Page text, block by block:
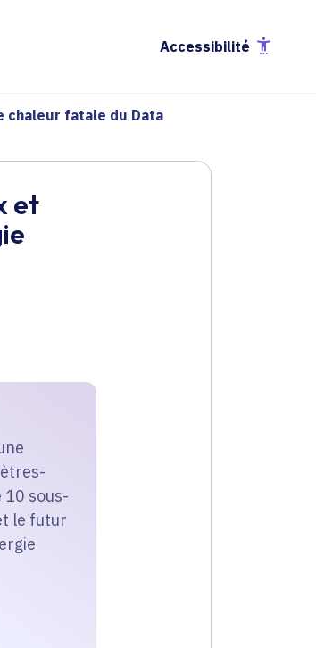
Accessibilité
chaleur fatale du Data
et
10 sous-
le futur